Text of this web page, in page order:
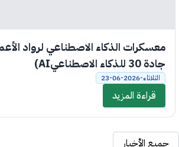
معسكرات الذكاء الاصطناعي لرواد
جادة 30 للذكاء الاصطناعيAI)
الثلاثاء-2026-06-23
قراءة المزيد
جميع الأخبار